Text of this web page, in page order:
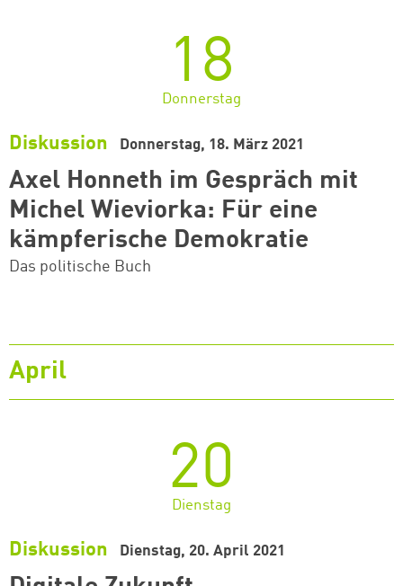
18
Donnerstag
Diskussion Donnerstag, 18. März 2021
Axel Honneth im Gespräch mit
Michel Wieviorka: Für eine
kämpferische Demokratie
Das politische Buch
April
20
Dienstag
Diskussion Dienstag, 20. April 2021